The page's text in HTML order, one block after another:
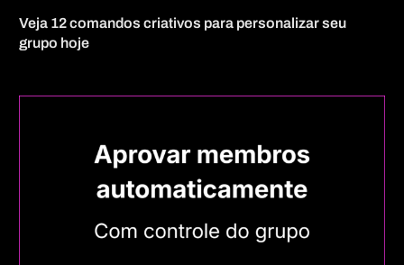
Veja 12 comandos criativos para personalizar seu
grupo hoje